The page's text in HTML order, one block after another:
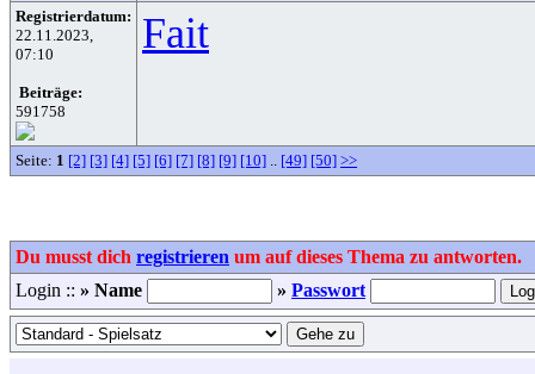
Registrierdatum:
22.11.2023,
07:10
Beiträge:
591758
Fait
Seite: 1 [2] [3] [4] [5] [6] [7] [8] [9] [10] .. [49] [50] >>
Du musst dich registrieren um auf dieses Thema zu antworten.
Login :: » Name » Passwort